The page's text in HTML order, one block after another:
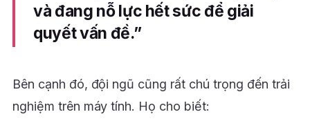
và đang nỗ lực hết sức để giải
quyết vấn đề.”
Bên cạnh đó, đội ngũ cũng rất chú trọng đến trải
nghiệm trên máy tính. Họ cho biết: